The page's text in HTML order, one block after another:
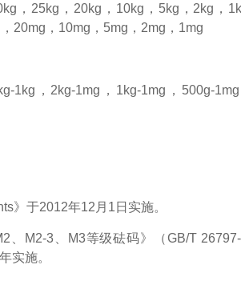
，25kg，20kg，10kg，5kg，2kg，
20mg，10mg，5mg，2mg，1mg
1kg，2kg-1mg，1kg-1mg，500g-
》于2012年12月1日实施。
、M2-3、M3等级砝码》（GB/T
实施。